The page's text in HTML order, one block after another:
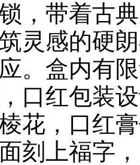
，带着古
灵感的硬
。盒内有
口红包装
花，口红
刻上福字